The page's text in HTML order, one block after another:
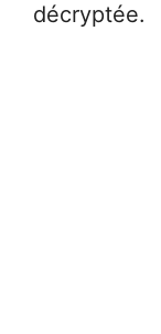
décryptée.